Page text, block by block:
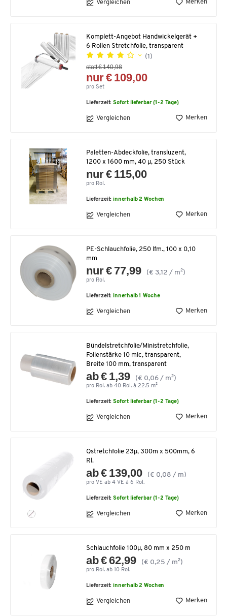
Vergleichen Merken
Komplett-Angebot Handwickelgerät +
6 Rollen Stretchfolie, transparent
(1)
statt € 140,98
nur € 109,00
pro Set
Lieferzeit:Sofort lieferbar (1-2 Tage)
Vergleichen Merken
Paletten-Abdeckfolie, transluzent,
1200 x 1600 mm, 40 µ, 250 Stück
nur € 115,00
pro Rol.
Lieferzeit:innerhalb 2 Wochen
Vergleichen Merken
PE-Schlauchfolie, 250 lfm., 100 x 0,10
mm
nur € 77,99 (€ 3,12 / m²)
pro Rol.
Lieferzeit:innerhalb 1 Woche
Vergleichen Merken
Bündelstretchfolie/Ministretchfolie,
Folienstärke 10 mic, transparent,
Breite 100 mm, transparent
ab € 1,39 (€ 0,06 / m²)
pro Rol. ab 40 Rol. à 22.5 m²
Lieferzeit:Sofort lieferbar (1-2 Tage)
Vergleichen Merken
Qstretchfolie 23µ, 300m x 500mm, 6
Rl.
ab € 139,00 (€ 0,08 / m)
pro VE ab 4 VE à 6 Rol.
Lieferzeit:Sofort lieferbar (1-2 Tage)
Vergleichen Merken
Schlauchfolie 100µ, 80 mm x 250 m
ab € 62,99 (€ 0,25 / m²)
pro Rol. ab 10 Rol.
Lieferzeit:innerhalb 2 Wochen
Vergleichen Merken